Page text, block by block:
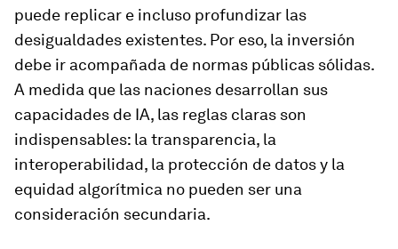
puede replicar e incluso profundizar las
desigualdades existentes. Por eso, la inversión
debe ir acompañada de normas públicas sólidas.
A medida que las naciones desarrollan sus
capacidades de IA, las reglas claras son
indispensables: la transparencia, la
interoperabilidad, la protección de datos y la
equidad algorítmica no pueden ser una
consideración secundaria.